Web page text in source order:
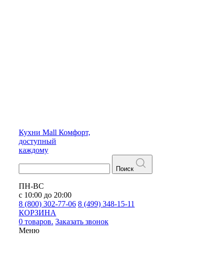
Кухни Mall Комфорт,
доступный
каждому
Поиск
ПН-ВС
с 10:00 до 20:00
8 (800) 302-77-06 8 (499) 348-15-11
КОРЗИНА
0 товаров. Заказать звонок
Меню